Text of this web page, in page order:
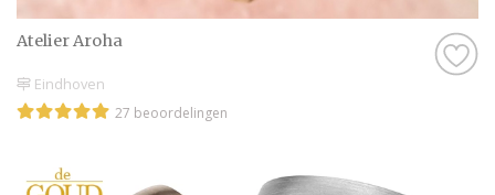
Atelier Aroha
Eindhoven
27 beoordelingen